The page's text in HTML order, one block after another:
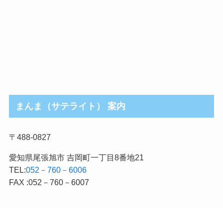
まんま（サテライト） 案内
〒488-0827
愛知県尾張旭市 吉岡町一丁目8番地21
TEL:052－760－6006
FAX :052－760－6007